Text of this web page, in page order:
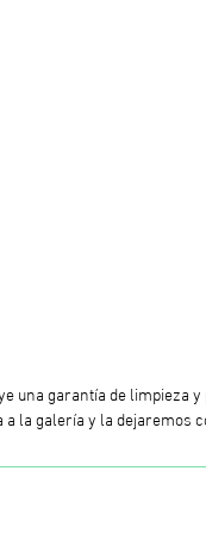
una garantía de limpieza
la galería y la dejaremos